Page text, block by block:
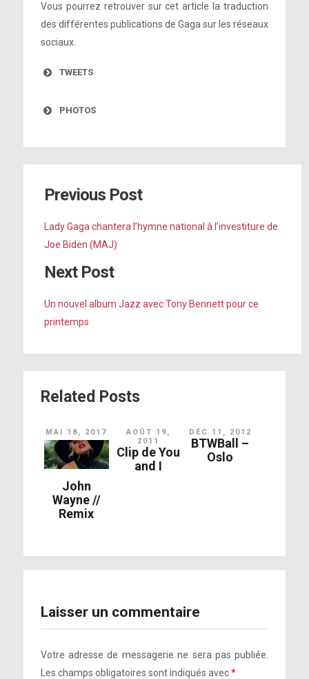
Vous pourrez retrouver sur cet article la traduction
des différentes publications de Gaga sur les réseaux
sociaux.
TWEETS
PHOTOS
Voir sur Twitter
lequel je suis humble. Depuis la première fois que j’ai
entendu parler de @TheKingCenter j’ai travaillé dur sur
les choses à dire, depuis un mois. Cela fait sept
cœur.
Voir sur Instagram
Je suis profondément honorée de joindre
@BidenInaugural le 20 janvier pour chanter l’Hymne
National et célébrer l’investiture historique de
@JoeBiden et @KamalaHarris !
Voir sur Instagram
Previous Post
Lady Gaga chantera l’hymne national à l’investiture de
Joe Biden (MAJ)
Next Post
Un nouvel album Jazz avec Tony Bennett pour ce
printemps
Related Posts
MAI 18, 2017
John
Wayne //
Remix
AOÛT 19,
2011
Clip de You
and I
DÉC 11, 2012
BTWBall –
Oslo
Laisser un commentaire
Votre adresse de messagerie ne sera pas publiée.
Les champs obligatoires sont indiqués avec*